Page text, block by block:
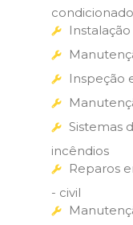
condicionado
Inspeção
Sistemas
incêndios
Reparos
- civil